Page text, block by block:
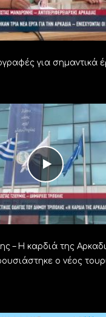
για σημαντικά
– Η καρδιά της
ο νέος